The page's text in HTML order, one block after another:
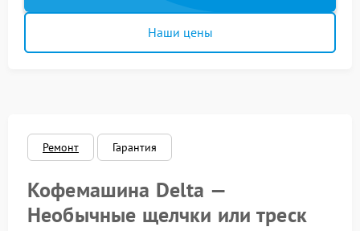
Наши цены
Ремонт Гарантия
Кофемашина Delta —
Необычные щелчки или треск